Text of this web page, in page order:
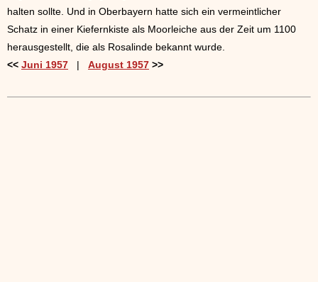
halten sollte. Und in Oberbayern hatte sich ein vermeintlicher
Schatz in einer Kiefernkiste als Moorleiche aus der Zeit um 1100
herausgestellt, die als Rosalinde bekannt wurde.
<< Juni 1957 | August 1957 >>